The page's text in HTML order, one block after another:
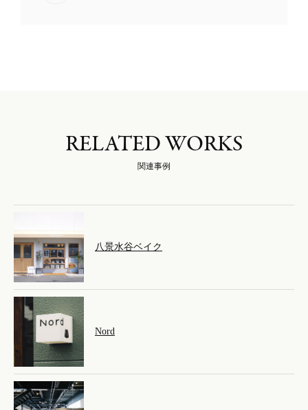
RELATED WORKS
関連事例
八景水谷ベイク
Nord